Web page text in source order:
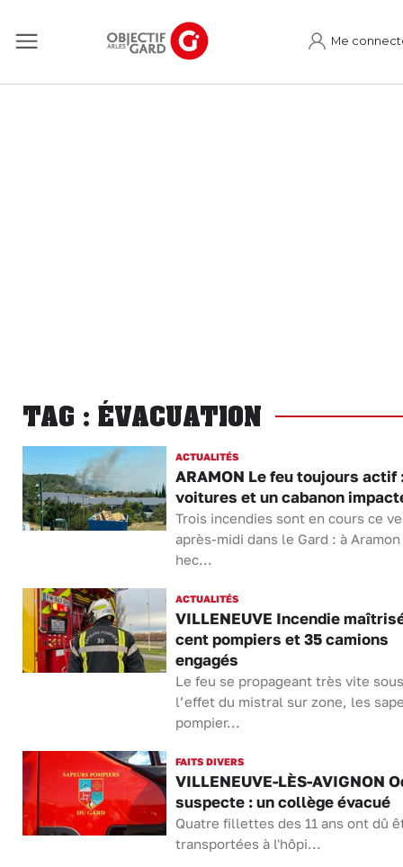
Me
TAG : ÉVACUATION
ACTUALITÉS
ARAMON Le feu toujours actif
voitures et un cabanon
Trois incendies sont en cours ce
après-midi dans le Gard : à
hec...
ACTUALITÉS
VILLENEUVE Incendie
cent pompiers et 35 camions
engagés
Le feu se propageant très vite sous
l’effet du mistral sur zone, les
pompier...
FAITS DIVERS
VILLENEUVE-LÈS-AVIGNON
suspecte : un collège évacué
Quatre fillettes des 11 ans ont dû
transportées à l'hôpi...